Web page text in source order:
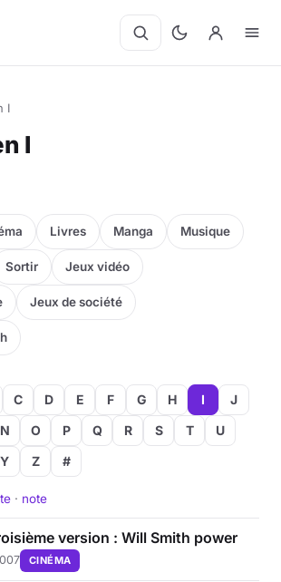
I
I
Livres Manga Musique
Sortir Jeux vidéo
Jeux de société
C D E F G H I
J
N O P Q R S T
U
Y Z #
· note
version : Will Smith power
CINÉMA